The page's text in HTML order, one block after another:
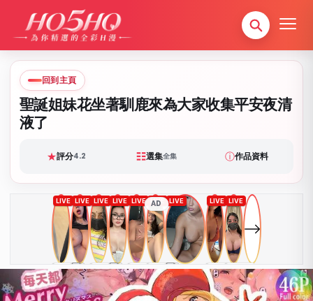
回到主頁
聖誕姐妹花坐著馴鹿來為大家收集平安夜清
液了
★評分4.2 ☷選集全集 ⓘ作品資料
AD